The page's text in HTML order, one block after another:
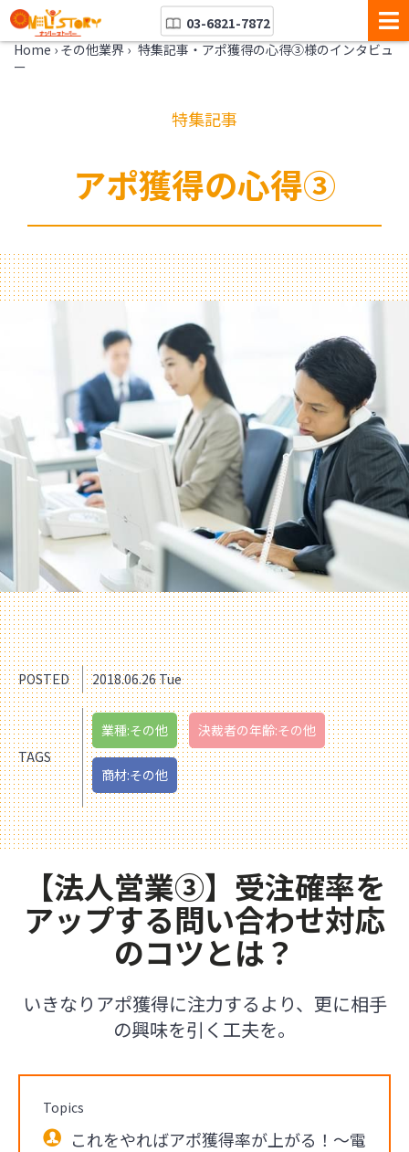
03-6821-7872
Home › その他業界 › 特集記事・アポ獲得の心得③様のインタビュ
ー
特集記事
アポ獲得の心得③
POSTED 2018.06.26 Tue
TAGS
業種:その他 決裁者の年齢:その他
商材:その他
【法人営業③】受注確率を
アップする問い合わせ対応
のコツとは？
いきなりアポ獲得に注力するより、更に相手
の興味を引く工夫を。
Topics
これをやればアポ獲得率が上がる！～電